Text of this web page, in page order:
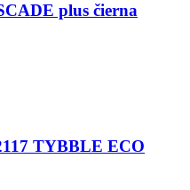
plus čierna
TYBBLE ECO